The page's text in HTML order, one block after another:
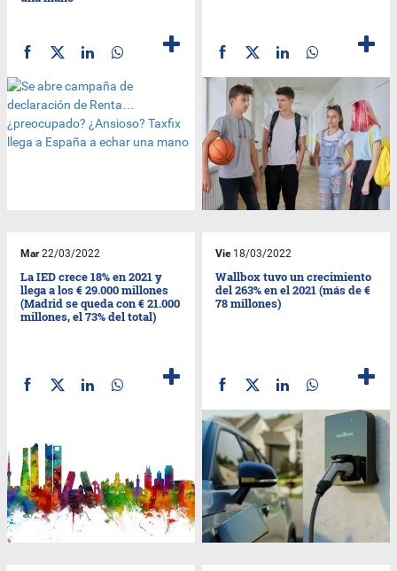
Mar22/03/2022
La IED crece 18% en 2021 y
llega a los € 29.000 millones
(Madrid se queda con € 21.000
millones, el 73% del total)
Vie18/03/2022
Wallbox tuvo un crecimiento
del 263% en el 2021 (más de €
78 millones)